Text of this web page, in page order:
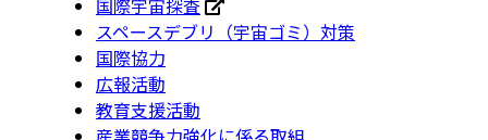
国際宇宙探査
スペースデブリ（宇宙ゴミ）対策
国際協力
広報活動
教育支援活動